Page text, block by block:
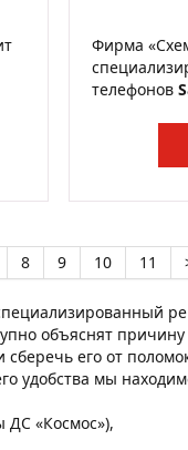
Фирма
телефонов
8 9 10 11
объяснят причину
сберечь его от
удобства мы
ДС «Космос»),